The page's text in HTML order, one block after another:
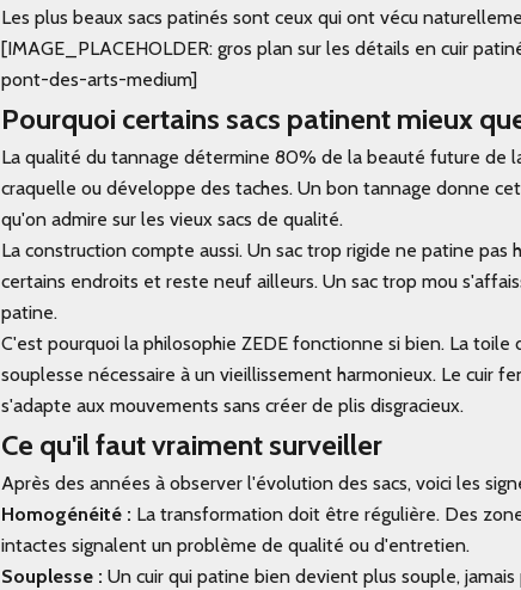
Les plus beaux sacs patinés sont ceux qui ont vécu
[IMAGE_PLACEHOLDER: gros plan sur les détails en cuir
pont-des-arts-medium]
Pourquoi certains sacs patinent mieux
La qualité du tannage détermine 80% de la beauté future de
craquelle ou développe des taches. Un bon tannage donne
qu'on admire sur les vieux sacs de qualité.
La construction compte aussi. Un sac trop rigide ne patine pas
certains endroits et reste neuf ailleurs. Un sac trop mou
patine.
C'est pourquoi la philosophie ZEDE fonctionne si bien. La
souplesse nécessaire à un vieillissement harmonieux. Le cuir
s'adapte aux mouvements sans créer de plis disgracieux.
Ce qu'il faut vraiment surveiller
Après des années à observer l'évolution des sacs, voici les
Homogénéité : La transformation doit être régulière. Des
intactes signalent un problème de qualité ou d'entretien.
Souplesse : Un cuir qui patine bien devient plus souple,